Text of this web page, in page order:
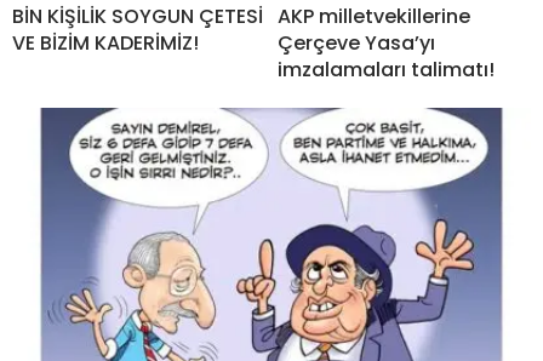
BİN KİŞİLİK SOYGUN ÇETESİ
VE BİZİM KADERİMİZ!
AKP milletvekillerine
Çerçeve Yasa’yı
imzalamaları talimatı!